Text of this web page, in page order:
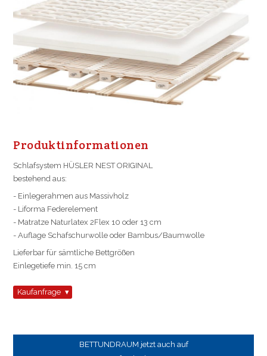
Pro­dukt­in­for­ma­ti­on­en
Schlafsystem HÜSLER NEST ORIGINAL
bestehend aus:
- Einlegerahmen aus Massivholz
- Liforma Federelement
- Matratze Naturlatex 2Flex 10 oder 13 cm
- Auflage Schafschurwolle oder Bambus/Baumwolle
Lieferbar für sämtliche Bettgrößen
Einlegetiefe min. 15 cm
Kaufanfrage
BETTUNDRAUM jetzt auch auf